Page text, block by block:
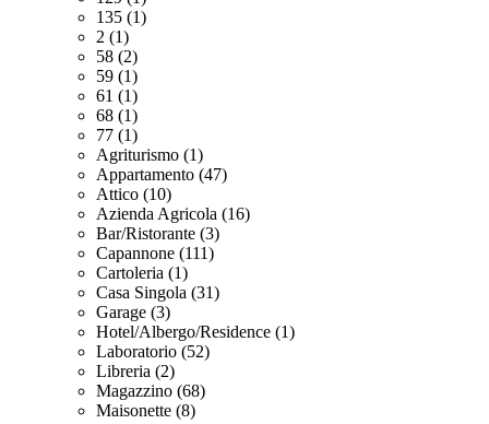
135 (1)
2 (1)
58 (2)
59 (1)
61 (1)
68 (1)
77 (1)
Agriturismo (1)
Appartamento (47)
Attico (10)
Azienda Agricola (16)
Bar/Ristorante (3)
Capannone (111)
Cartoleria (1)
Casa Singola (31)
Garage (3)
Hotel/Albergo/Residence (1)
Laboratorio (52)
Libreria (2)
Magazzino (68)
Maisonette (8)